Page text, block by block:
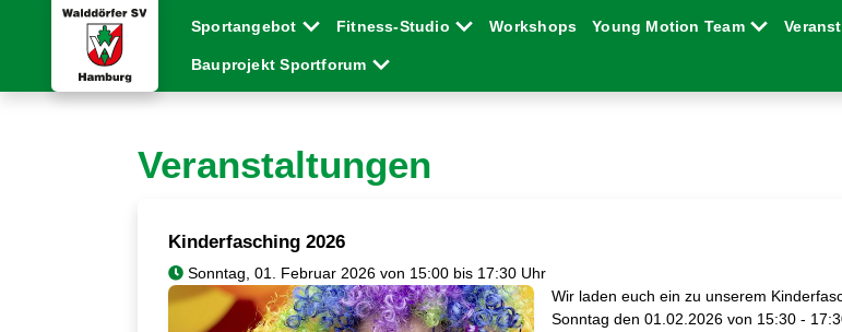
Sportangebot Fitness-Studio Workshops Young Motion Team
Bauprojekt Sportforum
Veranstaltungen
Kinderfasching 2026
Sonntag, 01. Februar 2026 von 15:00 bis 17:30 Uhr
Wir laden euch ein zu unserem
Sonntag den 01.02.2026 von 15:30 -